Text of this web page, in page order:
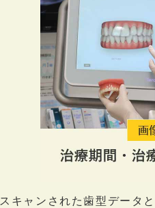
スキャンされた歯型データ